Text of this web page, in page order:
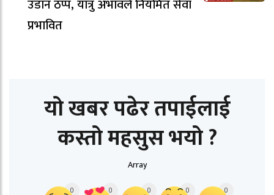
उडान ठप्प, यात्रु अभावले नियमित सेवा
प्रभावित
यो खबर पढेर तपाईलाई
कस्तो महसुस भयो ?
Array
0 0 0 0 0